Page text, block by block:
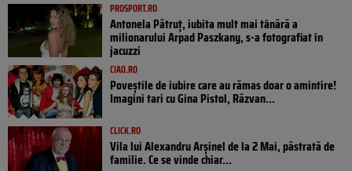
PROSPORT.RO
Antonela Pătruț, iubita mult mai tânără a
milionarului Arpad Paszkany, s-a fotografiat în
jacuzzi
CIAO.RO
Poveştile de iubire care au rămas doar o amintire!
Imagini tari cu Gina Pistol, Răzvan...
CLICK.RO
Vila lui Alexandru Arșinel de la 2 Mai, păstrată de
familie. Ce se vinde chiar...